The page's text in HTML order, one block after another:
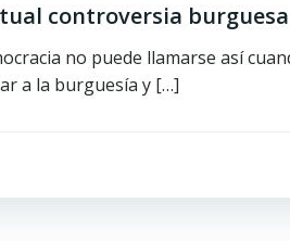
controversia
no puede llamarse así
a la burguesía y […]